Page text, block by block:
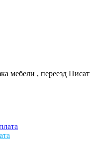
мебели , переезд